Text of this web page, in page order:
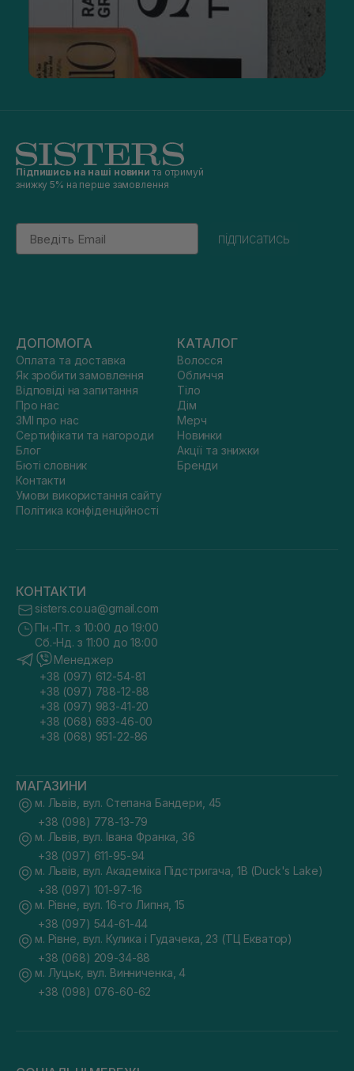
Підпишись на наші новини та отримуй
знижку 5% на перше замовлення
Email
підписатись
ДОПОМОГА
Оплата та доставка
Як зробити замовлення
Відповіді на запитання
Про нас
ЗМІ про нас
Сертифікати та нагороди
Блог
Бюті словник
Контакти
Умови використання сайту
Політика конфіденційності
КАТАЛОГ
Волосся
Обличчя
Тіло
Дім
Мерч
Новинки
Акції та знижки
Бренди
КОНТАКТИ
sisters.co.ua@gmail.com
Пн.-Пт. з 10:00 до 19:00
Сб.-Нд. з 11:00 до 18:00
Менеджер
+38 (097) 612-54-81
+38 (097) 788-12-88
+38 (097) 983-41-20
+38 (068) 693-46-00
+38 (068) 951-22-86
МАГАЗИНИ
м. Львів, вул. Степана Бандери, 45
+38 (098) 778-13-79
м. Львів, вул. Івана Франка, 36
+38 (097) 611-95-94
м. Львів, вул. Академіка Підстригача, 1В (Duck's Lake)
+38 (097) 101-97-16
м. Рівне, вул. 16-го Липня, 15
+38 (097) 544-61-44
м. Рівне, вул. Кулика і Гудачека, 23 (ТЦ Екватор)
+38 (068) 209-34-88
м. Луцьк, вул. Винниченка, 4
+38 (098) 076-60-62